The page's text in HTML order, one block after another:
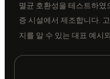
멸균 호환성을 테스트하였
증 시설에서 제조합니다.
지를 알 수 있는 대표 예시